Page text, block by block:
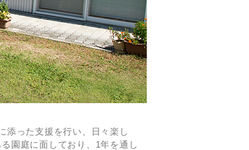
添った支援を行い、日々楽し
園庭に面しており、1年を通し